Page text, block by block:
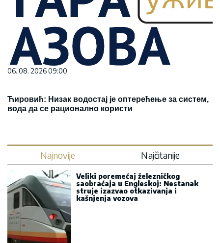
06. 08. 2026 09:00
Ћировић: Низак водостај је оптерећење за систем,
вода да се рационално користи
Najnovije Najčitanije
Veliki poremećaj železničkog
saobraćaja u Engleskoj: Nestanak
struje izazvao otkazivanja i
kašnjenja vozova